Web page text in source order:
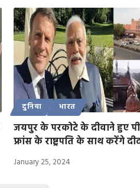
दुनिया भारत
जयपुर के परकोटे के दीवाने हुए
फ्रांस के राष्ट्रपति के साथ करेंगे
January 25, 2024